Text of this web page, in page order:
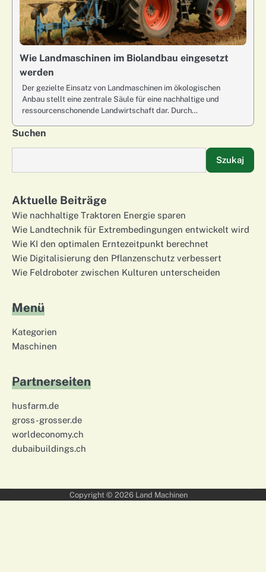
Wie Landmaschinen im Biolandbau eingesetzt
werden
Der gezielte Einsatz von Landmaschinen im ökologischen
Anbau stellt eine zentrale Säule für eine nachhaltige und
ressourcenschonende Landwirtschaft dar. Durch…
Suchen
Szukaj
Aktuelle Beiträge
Wie nachhaltige Traktoren Energie sparen
Wie Landtechnik für Extrembedingungen entwickelt wird
Wie KI den optimalen Erntezeitpunkt berechnet
Wie Digitalisierung den Pflanzenschutz verbessert
Wie Feldroboter zwischen Kulturen unterscheiden
Menü
Kategorien
Maschinen
Partnerseiten
husfarm.de
gross-grosser.de
worldeconomy.ch
dubaibuildings.ch
Copyright © 2026 Land Machinen